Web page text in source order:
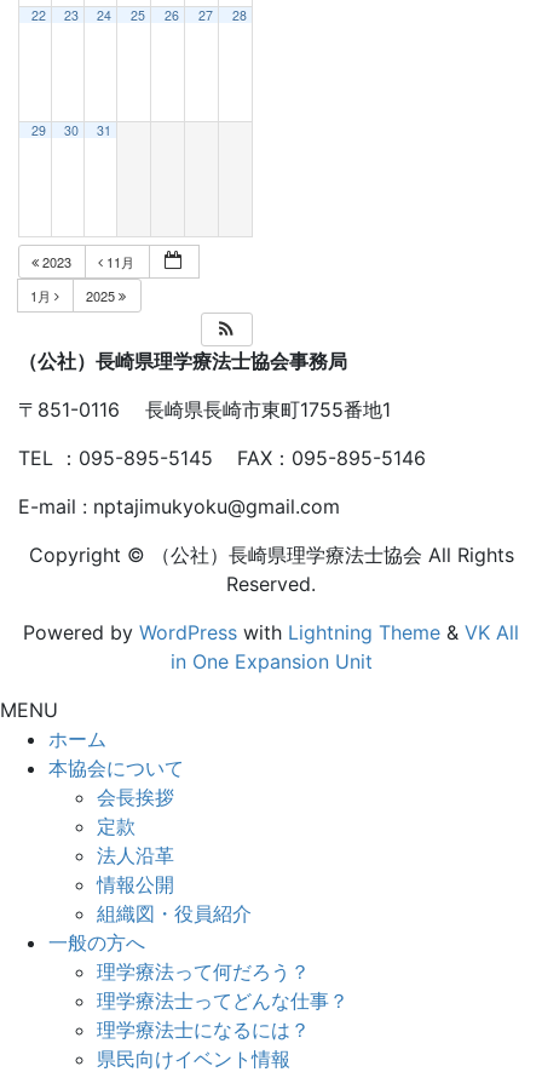
22 23 24 25 26 27 28
29 30 31
2023
11月
1月
2025
（公社）長崎県理学療法士協会事務局
〒851-0116 長崎県長崎市東町1755番地1
TEL ：095-895-5145 FAX：095-895-5146
E-mail : nptajimukyoku@gmail.com
Copyright © （公社）長崎県理学療法士協会 All Rights
Reserved.
Powered by WordPress with Lightning Theme & VK All
in One Expansion Unit
MENU
ホーム
本協会について
会長挨拶
定款
法人沿革
情報公開
組織図・役員紹介
一般の方へ
理学療法って何だろう？
理学療法士ってどんな仕事？
理学療法士になるには？
県民向けイベント情報